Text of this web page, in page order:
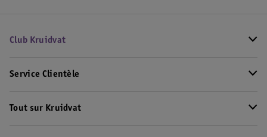
Club Kruidvat
Service Clientèle
Tout sur Kruidvat